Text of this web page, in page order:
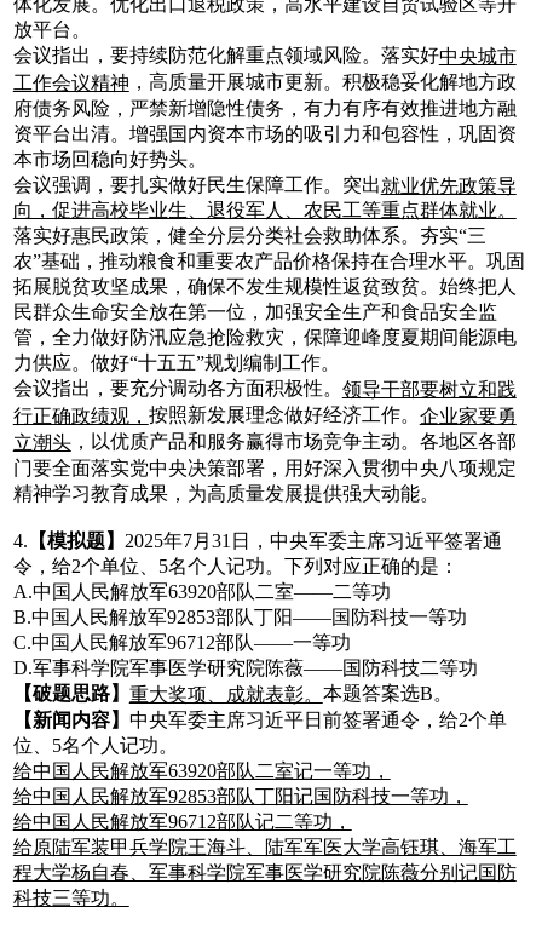
体化发展。优化出口退税政策，高水平建设自贸试验区等开
放平台。
会议指出，要持续防范化解重点领域风险。落实好中央城市
工作会议精神 ，高质量开展城市更新。积极稳妥化解地方政
府债务风险，严禁新增隐性债务，有力有序有效推进地方融
资平台出清。增强国内资本市场的吸引力和包容性，巩固资
本市场回稳向好势头。
会议强调，要扎实做好民生保障工作。突出就业优先政策导
向，促进高校毕业生、退役军人、农民工等重点群体就业。
落实好惠民政策，健全分层分类社会救助体系。夯实“三
农”基础，推动粮食和重要农产品价格保持在合理水平。巩固
拓展脱贫攻坚成果，确保不发生规模性返贫致贫。始终把人
民群众生命安全放在第一位，加强安全生产和食品安全监
管，全力做好防汛应急抢险救灾，保障迎峰度夏期间能源电
力供应。做好“十五五”规划编制工作。
会议指出，要充分调动各方面积极性。 领导干部要树立和践
行正确政绩观， 按照新发展理念做好经济工作。 企业家要勇
立潮头，以优质产品和服务赢得市场竞争主动。各地区各部
门要全面落实党中央决策部署，用好深入贯彻中央八项规定
精神学习教育成果，为高质量发展提供强大动能。
4. 【模拟题】 2025年7月31日，中央军委主席习近平签署通
令，给2个单位、5名个人记功。下列对应正确的是：
A.中国人民解放军63920部队二室——二等功
B.中国人民解放军92853部队丁阳——国防科技一等功
C.中国人民解放军96712部队——一等功
D.军事科学院军事医学研究院陈薇——国防科技二等功
【破题思路】 重大奖项、成就表彰。 本题答案选B。
【新闻内容】 中央军委主席习近平日前签署通令，给2个单
位、5名个人记功。
给中国人民解放军63920部队二室记一等功，
给中国人民解放军92853部队丁阳记国防科技一等功，
给中国人民解放军96712部队记二等功，
给原陆军装甲兵学院王海斗、陆军军医大学高钰琪、海军工
程大学杨自春、军事科学院军事医学研究院陈薇分别记国防
科技三等功。